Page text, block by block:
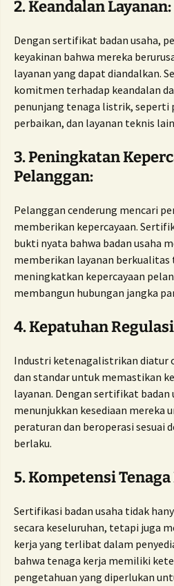
2. Keandalan Layanan:
Dengan sertifikat badan usaha,
keyakinan bahwa mereka
layanan yang dapat diandalkan.
komitmen terhadap keandalan
penunjang tenaga listrik, seperti
perbaikan, dan layanan teknis
3. Peningkatan
Pelanggan:
Pelanggan cenderung mencari
memberikan kepercayaan.
bukti nyata bahwa badan usaha
memberikan layanan
meningkatkan kepercayaan
membangun hubungan jangka
4. Kepatuhan
Industri ketenagalistrikan diatur
dan standar untuk memastikan
layanan. Dengan sertifikat badan
menunjukkan kesediaan mereka
peraturan dan beroperasi sesuai
berlaku.
5. Kompetensi
Sertifikasi badan usaha tidak
secara keseluruhan, tetapi juga
kerja yang terlibat dalam
bahwa tenaga kerja memiliki
pengetahuan yang diperlukan